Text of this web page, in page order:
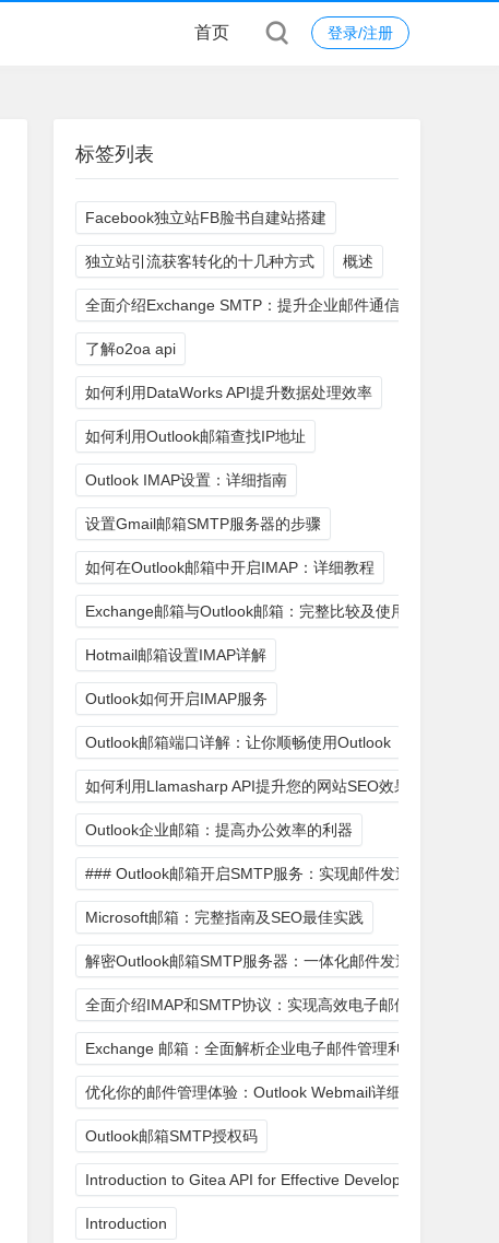
登录/注册
首页
标签列表
Facebook独立站FB脸书自建站搭建
独立站引流获客转化的十几种方式 概述
全面介绍Exchange SMTP：提升企业邮件通信效率
了解o2oa api
如何利用DataWorks API提升数据处理效率
如何利用Outlook邮箱查找IP地址
Outlook IMAP设置：详细指南
设置Gmail邮箱SMTP服务器的步骤
如何在Outlook邮箱中开启IMAP：详细教程
Exchange邮箱与Outlook邮箱：完整比较及使用技巧
Hotmail邮箱设置IMAP详解
Outlook如何开启IMAP服务
Outlook邮箱端口详解：让你顺畅使用Outlook
如何利用Llamasharp API提升您的网站SEO效果
Outlook企业邮箱：提高办公效率的利器
### Outlook邮箱开启SMTP服务：实现邮件发送的关键步骤
Microsoft邮箱：完整指南及SEO最佳实践
解密Outlook邮箱SMTP服务器：一体化邮件发送解决方案
全面介绍IMAP和SMTP协议：实现高效电子邮件通信
Exchange 邮箱：全面解析企业电子邮件管理利器
优化你的邮件管理体验：Outlook Webmail详细指南
Outlook邮箱SMTP授权码
Introduction to Gitea API for Effective Development
Introduction